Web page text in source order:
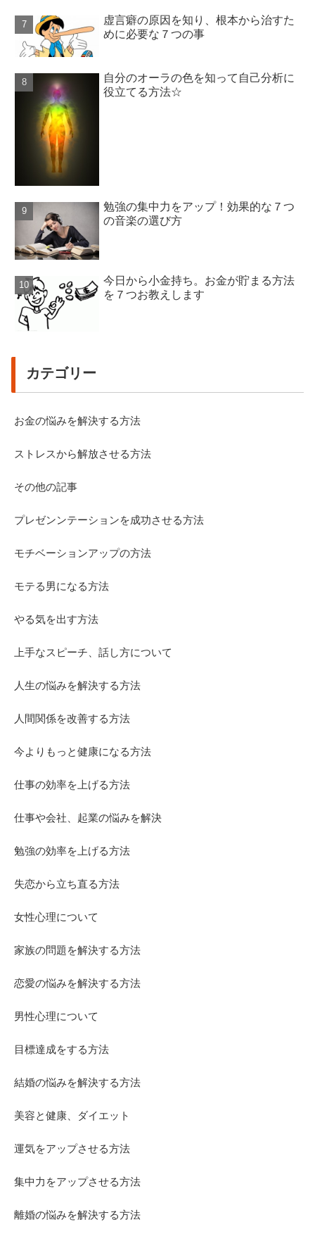
虚言癖の原因を知り、根本から治すた
めに必要な７つの事
自分のオーラの色を知って自己分析に
役立てる方法☆
勉強の集中力をアップ！効果的な７つ
の音楽の選び方
今日から小金持ち。お金が貯まる方法
を７つお教えします
カテゴリー
お金の悩みを解決する方法
ストレスから解放させる方法
その他の記事
プレゼンンテーションを成功させる方法
モチベーションアップの方法
モテる男になる方法
やる気を出す方法
上手なスピーチ、話し方について
人生の悩みを解決する方法
人間関係を改善する方法
今よりもっと健康になる方法
仕事の効率を上げる方法
仕事や会社、起業の悩みを解決
勉強の効率を上げる方法
失恋から立ち直る方法
女性心理について
家族の問題を解決する方法
恋愛の悩みを解決する方法
男性心理について
目標達成をする方法
結婚の悩みを解決する方法
美容と健康、ダイエット
運気をアップさせる方法
集中力をアップさせる方法
離婚の悩みを解決する方法